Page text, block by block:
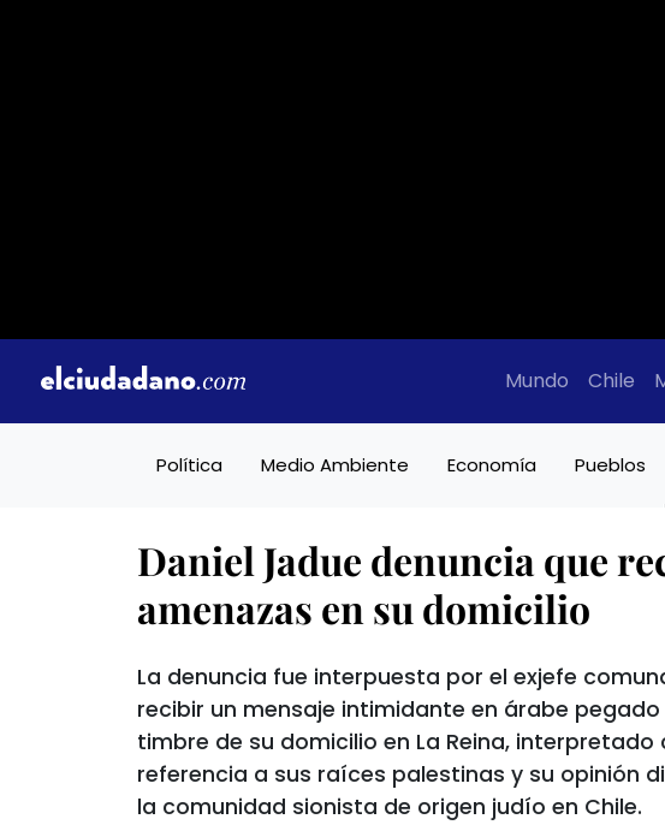
Mundo Chile
Política Medio Ambiente Economía Pueblos
Daniel Jadue denuncia que
amenazas en su domicilio
La denuncia fue interpuesta por el exjefe
recibir un mensaje intimidante en árabe pegado
timbre de su domicilio en La Reina, interpretado
referencia a sus raíces palestinas y su opinión
la comunidad sionista de origen judío en Chile.